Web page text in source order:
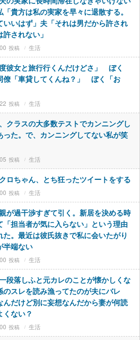
貴方は私の実家を早々に退散する。
いいはず」夫「それは男だから許され
されない」
生活
彼女と旅行行くんだけどさ」 ぼく
僚「車貸してくんね？」 ぼく「お
生活
クラスの大多数テストでカンニングし
った。で、カンニングしてない私が笑
生活
クロちゃん、とち狂ったツイートをする
生活
が過干渉すぎて引く。新居を決める時
「担当者が気に入らない」という理由
た。最近は彼氏抜きで私に会いたがり
半端ない
生活
段落しふと元カレのことが懐かしくな
のスレを読み漁ってたのが夫にバレ
んだけど別に妄想なんだから妻が何読
くない？
生活